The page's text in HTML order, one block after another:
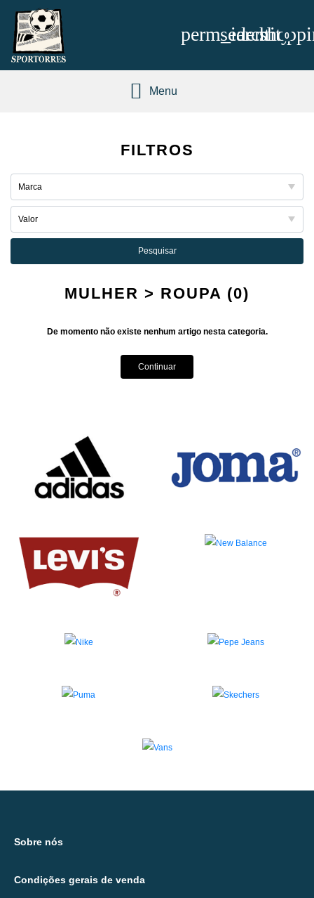
perm_identity
search 0
Menu
FILTROS
Pesquisar
MULHER > ROUPA (0)
De momento não existe nenhum artigo nesta categoria.
Continuar
Sobre nós
Condições gerais de venda